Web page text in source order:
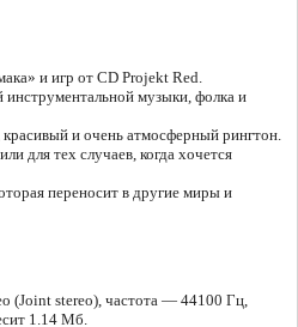
и игр от CD Projekt Red.
музыки, фолка и
и очень атмосферный рингтон.
для тех случаев, когда хочется
переносит в другие миры и
(Joint stereo), частота — 44100 Гц,
1.14 Мб.